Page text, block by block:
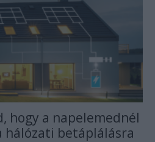
hogy a napelemednél
hálózati betáplálásra